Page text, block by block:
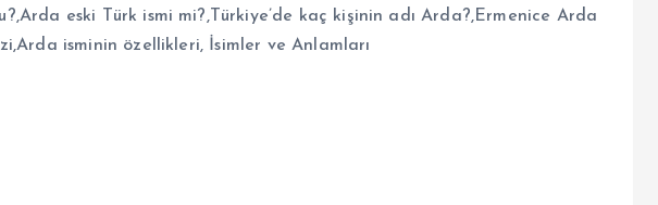
Arda eski Türk ismi mi?,Türkiye’de kaç kişinin adı Arda?,Ermenice Arda
isminin özellikleri, İsimler ve Anlamları